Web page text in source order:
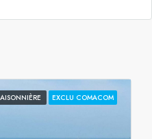
EXCLU COMACOM